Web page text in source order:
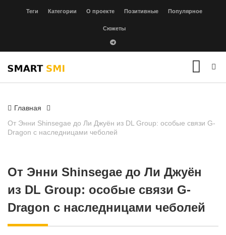
Теги Категории О проекте Позитивные Популярное
Сюжеты
Главная
От Энни Shinsegae до Ли Джуён из DL Group: особые связи G-
Dragon с наследницами чеболей
От Энни Shinsegae до Ли Джуён
из DL Group: особые связи G-
Dragon с наследницами чеболей